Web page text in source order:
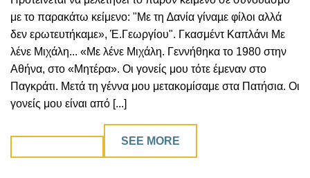
με το παρακάτω κείμενο: "Με τη ∆ανία γίναµε φίλοι αλλά
δεν ερωτευτήκαµε», Έ.Γεωργίου". Γκασμέντ Καπλάνι Με
λένε Μιχάλη... «Με λένε Μιχάλη. Γεννήθηκα το 1980 στην
Αθήνα, στο «Μητέρα». Οι γονείς μου τότε έμεναν στο
Παγκράτι. Μετά τη γέννα μου μετακομίσαμε στα Πατήσια. Οι
γονείς μου είναι από [...]
SEE MORE